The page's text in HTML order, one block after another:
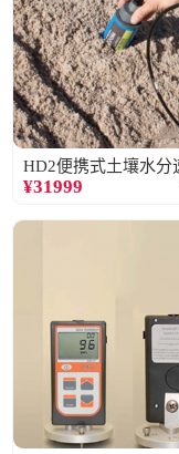
HD2便携式土壤水分
¥31999